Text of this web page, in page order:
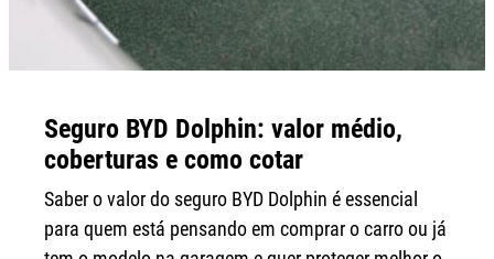
Seguro BYD Dolphin: valor médio,
coberturas e como cotar
Saber o valor do seguro BYD Dolphin é essencial
para quem está pensando em comprar o carro ou já